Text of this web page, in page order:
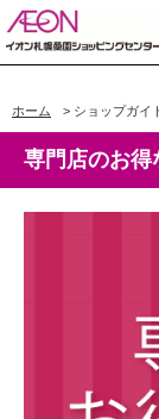
ホーム > ショップガイ
専門店のお得